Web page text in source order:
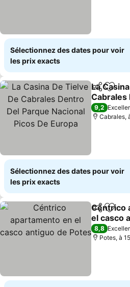
Sélectionnez des dates pour voir
les prix exacts
Partager
La
Cabrales
Parque
Europa
Consulter
9,2
Cabrales,
Sélectionnez des dates pour voir
les prix exacts
Partager
Céntrico
el casco
Consulter
8,8
Potes, à